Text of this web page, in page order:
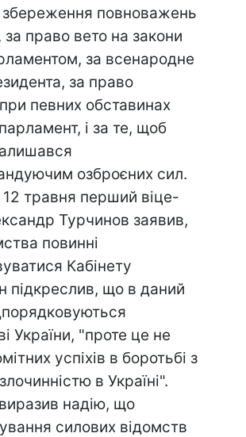
збереження повноважень
право вето на закони
за всенародне
за право
певних обставинах
і за те, щоб
озброєних сил.
12 травня перший віце-
Турчинов заявив,
повинні
Кабінету
підкреслив, що в даний
України, "проте це не
успіхів в боротьбі з
в Україні".
надію, що
силових відомств